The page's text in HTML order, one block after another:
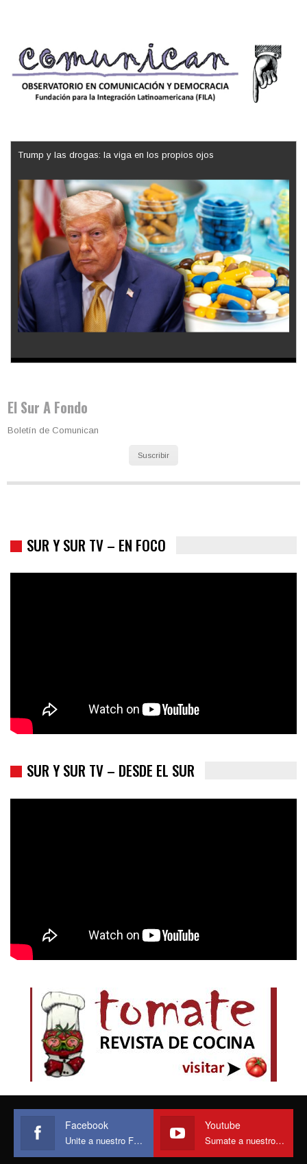
Trump y las drogas: la viga en los propios ojos
El Sur A Fondo
SUR Y SUR TV – EN FOCO
SUR Y SUR TV – DESDE EL SUR
Facebook Youtube